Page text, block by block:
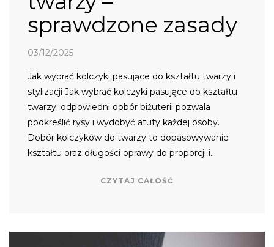
sprawdzone zasady
03/12/2025
Jak wybrać kolczyki pasujące do kształtu twarzy i
stylizacji Jak wybrać kolczyki pasujące do kształtu
twarzy: odpowiedni dobór biżuterii pozwala
podkreślić rysy i wydobyć atuty każdej osoby.
Dobór kolczyków do twarzy to dopasowywanie
kształtu oraz długości oprawy do proporcji i…
CZYTAJ CAŁOŚĆ